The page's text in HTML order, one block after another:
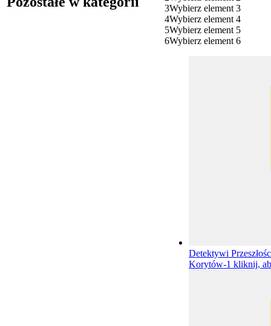
3Wybierz element 3
4Wybierz element 4
5Wybierz element 5
6Wybierz element 6
Detektywi
Korytów-1 kliknij,